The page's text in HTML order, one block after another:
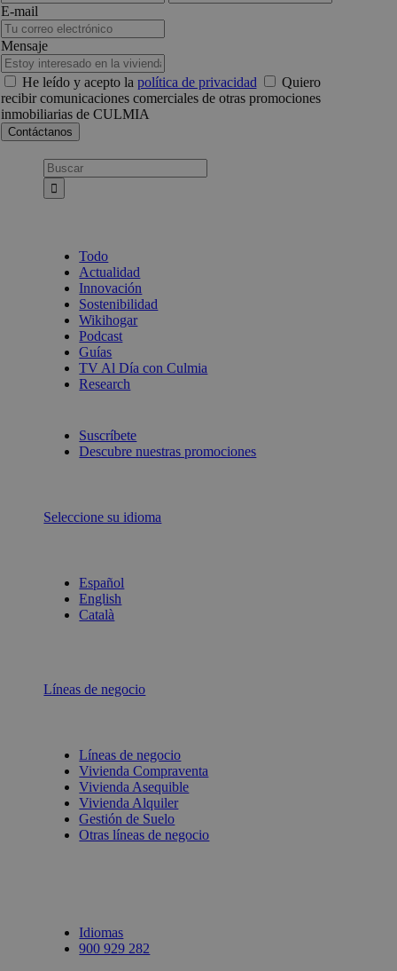
E-mail
Mensaje
He leído y acepto la política de privacidad
Quiero
recibir comunicaciones comerciales de otras promociones
inmobiliarias de CULMIA
Busca:
Todo
Actualidad
Innovación
Sostenibilidad
Wikihogar
Podcast
Guías
TV Al Día con Culmia
Research
Suscríbete
Descubre nuestras promociones
Seleccione su idioma
Español
English
Català
Líneas de negocio
Líneas de negocio
Vivienda Compraventa
Vivienda Asequible
Vivienda Alquiler
Gestión de Suelo
Otras líneas de negocio
Idiomas
900 929 282